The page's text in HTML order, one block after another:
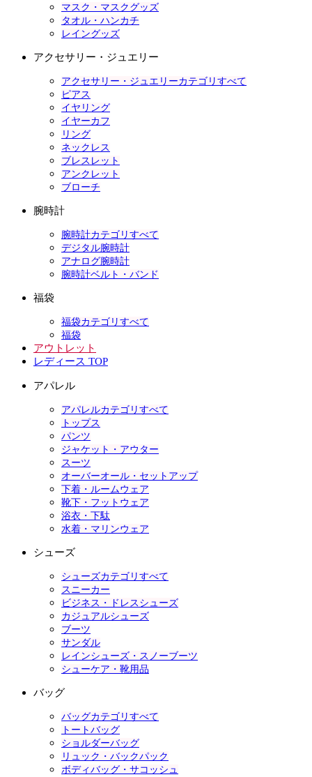
マスク・マスクグッズ
タオル・ハンカチ
レイングッズ
アクセサリー・ジュエリー
アクセサリー・ジュエリーカテゴリすべて
ピアス
イヤリング
イヤーカフ
リング
ネックレス
ブレスレット
アンクレット
ブローチ
腕時計
腕時計カテゴリすべて
デジタル腕時計
アナログ腕時計
腕時計ベルト・バンド
福袋
福袋カテゴリすべて
福袋
アウトレット
レディース TOP
アパレル
アパレルカテゴリすべて
トップス
パンツ
ジャケット・アウター
スーツ
オーバーオール・セットアップ
下着・ルームウェア
靴下・フットウェア
浴衣・下駄
水着・マリンウェア
シューズ
シューズカテゴリすべて
スニーカー
ビジネス・ドレスシューズ
カジュアルシューズ
ブーツ
サンダル
レインシューズ・スノーブーツ
シューケア・靴用品
バッグ
バッグカテゴリすべて
トートバッグ
ショルダーバッグ
リュック・バックパック
ボディバッグ・サコッシュ